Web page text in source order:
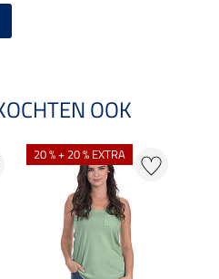
OOK
20 % + 20 % EXTRA